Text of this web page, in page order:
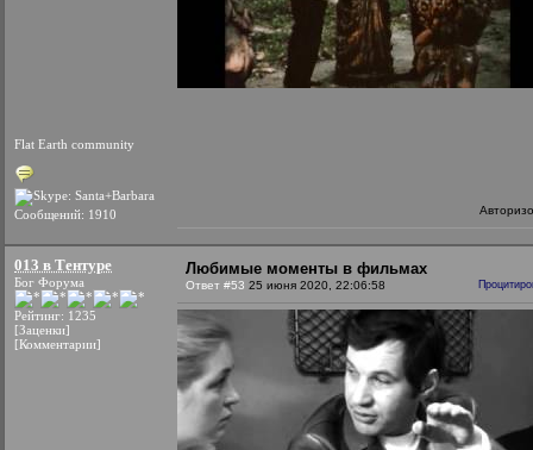
Flat Earth community
Сообщений: 1910
013 в Тентуре
Бог Форума
Рейтинг: 1235
[Заценки]
[Комментарии]
Любимые моменты в фильмах
Ответ #53 25 июня 2020, 22:06:58